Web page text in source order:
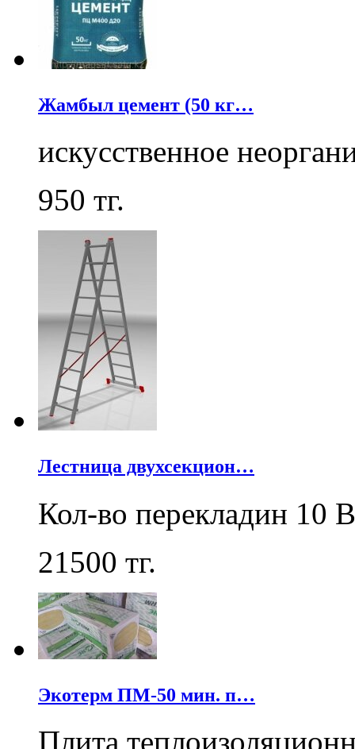
Жамбыл цемент (50 кг…
искусственное
950 тг.
Лестница двухсекцион…
Кол-во перекладин 10
21500 тг.
Экотерм ПМ-50 мин. п…
Плита